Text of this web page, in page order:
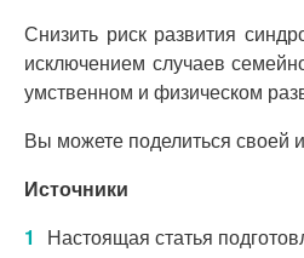
Снизить риск развития
исключением случаев
умственном и физическом
Вы можете поделиться своей
Источники
Настоящая статья